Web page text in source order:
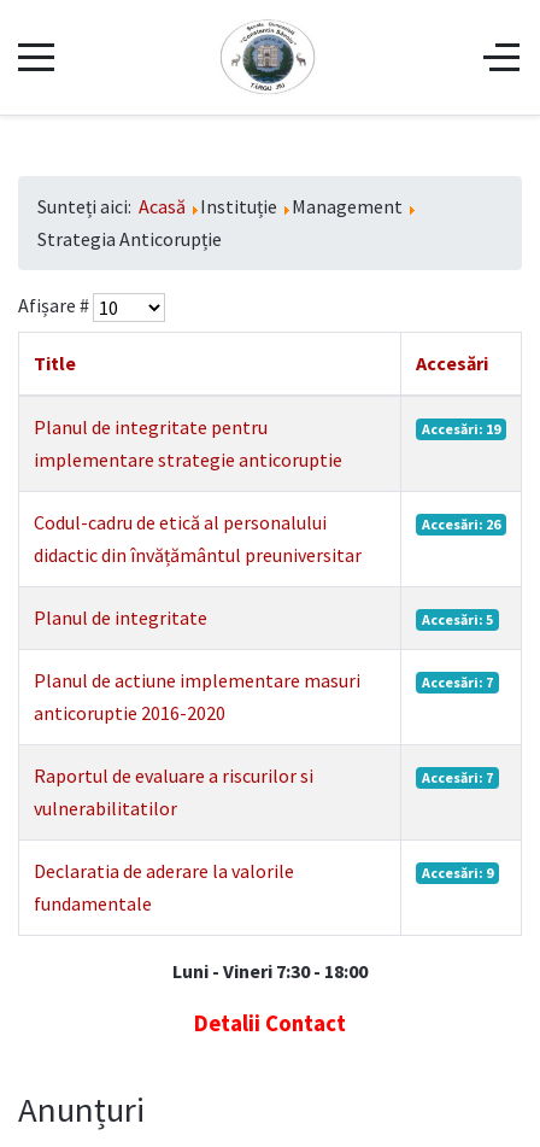
Sunteți aici: Acasă Instituție
Management
Strategia Anticorupție
Afișare #
Title Accesări
Planul de integritate pentru
implementare strategie anticoruptie
Accesări: 19
Codul-cadru de etică al personalului
didactic din învățământul preuniversitar
Accesări: 26
Planul de integritate Accesări: 5
Planul de actiune implementare masuri
anticoruptie 2016-2020
Accesări: 7
Raportul de evaluare a riscurilor si
vulnerabilitatilor
Accesări: 7
Declaratia de aderare la valorile
fundamentale
Accesări: 9
Luni - Vineri 7:30 - 18:00
Detalii Contact
Anunțuri